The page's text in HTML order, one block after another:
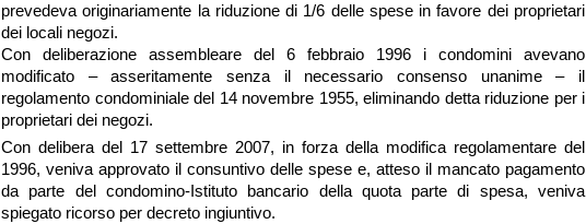
prevedeva originariamente la riduzione di 1/6 delle spese in favore dei proprietari
dei locali negozi.
Con deliberazione assembleare del 6 febbraio 1996 i condomini avevano
modificato – asseritamente senza il necessario consenso unanime – il
regolamento condominiale del 14 novembre 1955, eliminando detta riduzione per i
proprietari dei negozi.
Con delibera del 17 settembre 2007, in forza della modifica regolamentare del
1996, veniva approvato il consuntivo delle spese e, atteso il mancato pagamento
da parte del condomino-Istituto bancario della quota parte di spesa, veniva
spiegato ricorso per decreto ingiuntivo.